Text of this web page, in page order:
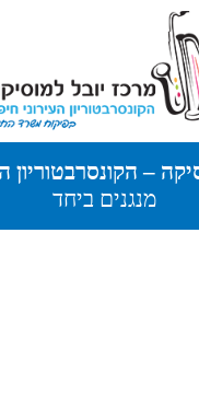
– הקונסרבטוריון
מנגנים ביחד